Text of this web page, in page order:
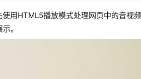
用HTML5播放模式处理网页中的音视
。